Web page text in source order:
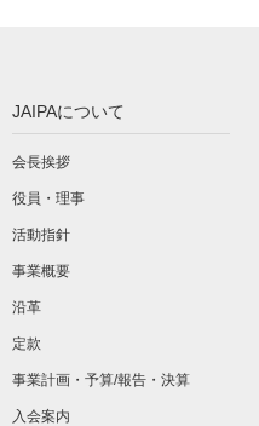
JAIPAについて
会長挨拶
役員・理事
活動指針
事業概要
沿革
定款
事業計画・予算/報告・決算
入会案内